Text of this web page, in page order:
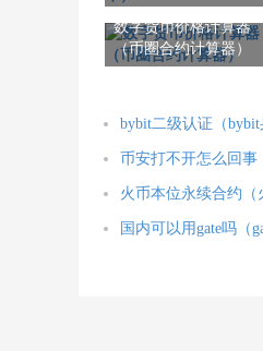
数字货币价格计算器
（币圈合约计算器）
bybit二级认证（bybit
币安打不开怎么回事
火币本位永续合约（
国内可以用gate吗（